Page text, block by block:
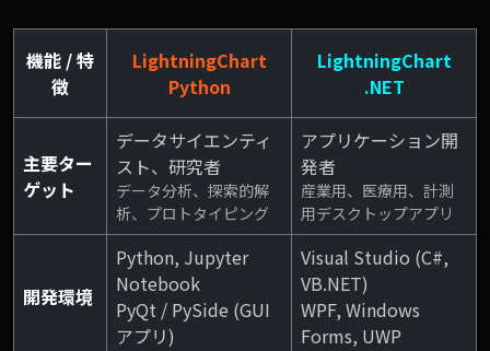
機能 / 特
徴
LightningChart
Python
LightningChart
.NET
主要ター
ゲット
データサイエンティ
スト、研究者
データ分析、探索的解
析、プロトタイピング
アプリケーション開
発者
産業用、医療用、計測
用デスクトップアプリ
開発環境
Python, Jupyter
Notebook
PyQt / PySide (GUI
アプリ)
Visual Studio (C#,
VB.NET)
WPF, Windows
Forms, UWP